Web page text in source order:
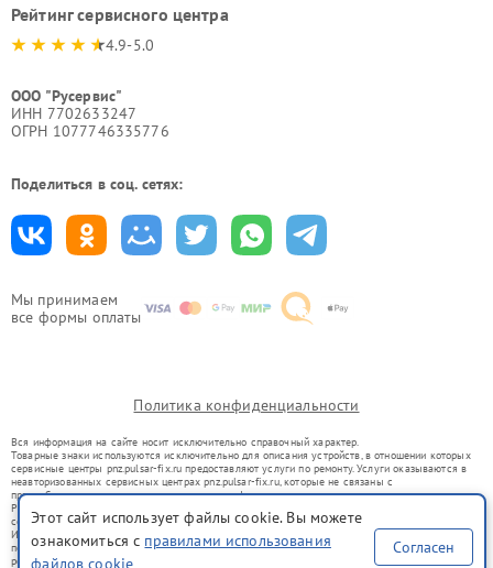
Мы принимаем
все формы оплаты
Рейтинг сервисного центра
4.9-5.0
ООО "Русервис"
ИНН 7702633247
ОГРН 1077746335776
Поделиться в соц. сетях:
Политика конфиденциальности
Вся информация на сайте носит исключительно справочный характер.
Товарные знаки используются исключительно для описания устройств, в отношении которых
сервисные центры pnz.pulsar-fix.ru предоставляют услуги по ремонту. Услуги оказываются в
неавторизованных сервисных центрах pnz.pulsar-fix.ru, которые не связаны с
правообладателями товарных знаков или их официальными представителями.
Ремонт осуществляется для устройств, уже введенных в гражданский оборот в соответствии
со статьей 1487 ГК РФ.
Использование товарных знаков не преследует цели индивидуализации услуг или введения
потребителей в заблуждение, а служит для информирования о предоставляемых услугах по
ремонту техники указанных брендов.
Этот сайт использует файлы cookie. Вы можете
ознакомиться с правилами использования
файлов cookie
Согласен